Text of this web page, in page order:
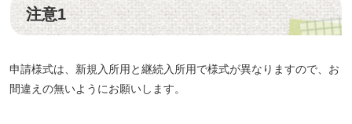
注意1
申請様式は、新規入所用と継続入所用で様式が異なりますので、お
間違えの無いようにお願いします。